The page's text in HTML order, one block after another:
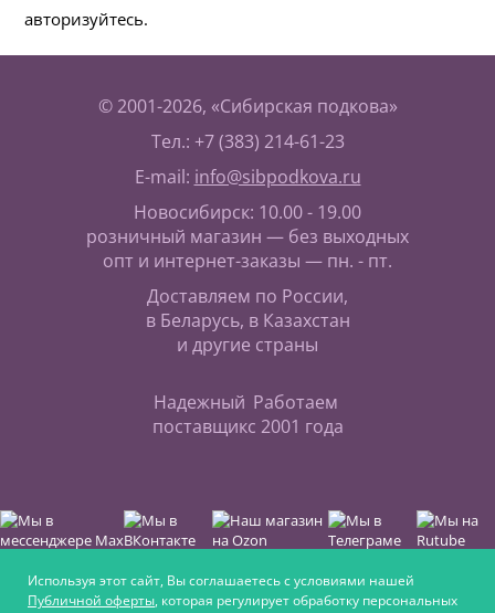
авторизуйтесь.
© 2001-2026, «Сибирская подкова»
Тел.: +7 (383) 214-61-23
E-mail: info@sibpodkova.ru
Новосибирск: 10.00 - 19.00
розничный магазин — без выходных
опт и интернет-заказы — пн. - пт.
Доставляем по России,
в Беларусь, в Казахстан
и другие страны
Надежный
поставщик
Работаем
с 2001 года
Используя этот сайт, Вы соглашаетесь с условиями нашей
Публичной оферты, которая регулирует обработку персональных